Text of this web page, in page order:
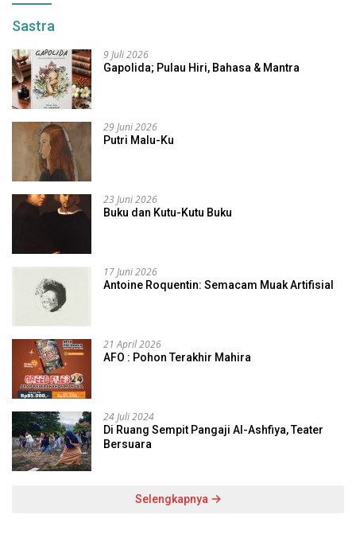
Sastra
9 Juli 2026
Gapolida; Pulau Hiri, Bahasa & Mantra
29 Juni 2026
Putri Malu-Ku
23 Juni 2026
Buku dan Kutu-Kutu Buku
17 Juni 2026
Antoine Roquentin: Semacam Muak Artifisial
21 April 2026
AFO : Pohon Terakhir Mahira
24 Juli 2024
Di Ruang Sempit Pangaji Al-Ashfiya, Teater
Bersuara
Selengkapnya